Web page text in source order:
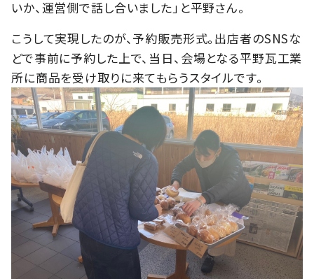
いか、運営側で話し合いました」と平野さん。
こうして実現したのが、予約販売形式。出店者のSNSな
どで事前に予約した上で、当日、会場となる平野瓦工業
所に商品を受け取りに来てもらうスタイルです。